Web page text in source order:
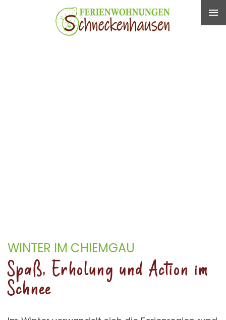
WINTER IM CHIEMGAU
Spaß, Erholung und Action im
Schnee